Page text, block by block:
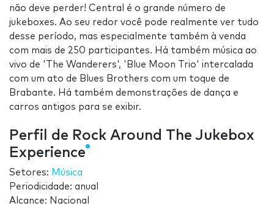
não deve perder! Central é o grande número de
jukeboxes. Ao seu redor você pode realmente ver tudo
desse período, mas especialmente também à venda
com mais de 250 participantes. Há também música ao
vivo de 'The Wanderers', 'Blue Moon Trio' intercalada
com um ato de Blues Brothers com um toque de
Brabante. Há também demonstrações de dança e
carros antigos para se exibir.
Perfil de Rock Around The Jukebox
Experience
Setores: Música
Periodicidade: anual
Alcance: Nacional